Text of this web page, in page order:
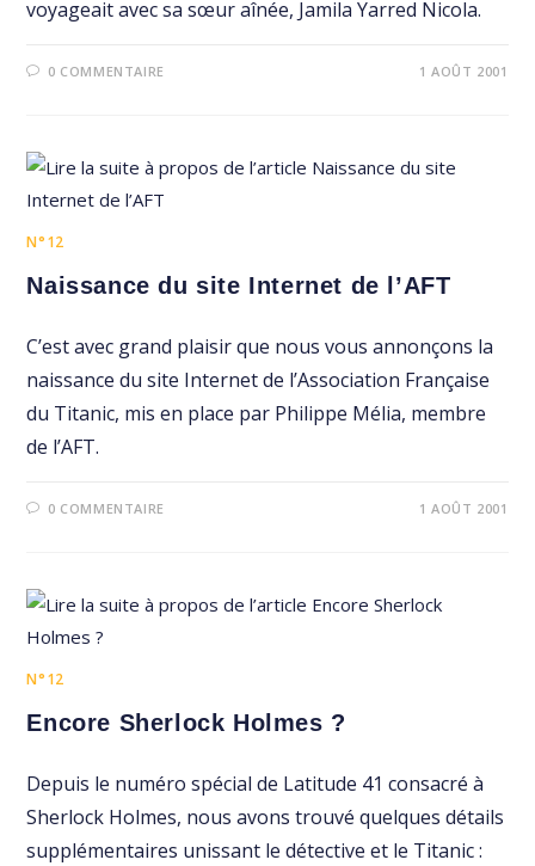
voyageait avec sa sœur aînée, Jamila Yarred Nicola.
0 COMMENTAIRE 1 AOÛT 2001
N°12
Naissance du site Internet de l’AFT
C’est avec grand plaisir que nous vous annonçons la
naissance du site Internet de l’Association Française
du Titanic, mis en place par Philippe Mélia, membre
de l’AFT.
0 COMMENTAIRE 1 AOÛT 2001
N°12
Encore Sherlock Holmes ?
Depuis le numéro spécial de Latitude 41 consacré à
Sherlock Holmes, nous avons trouvé quelques détails
supplémentaires unissant le détective et le Titanic :